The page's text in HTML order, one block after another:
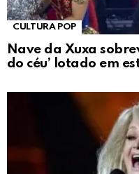
CULTURA POP
Nave da Xuxa
do céu’ lotado em